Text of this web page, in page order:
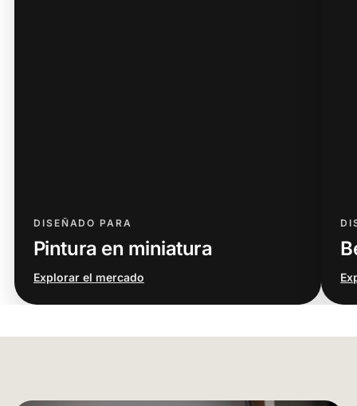
DISEÑADO PARA
Pintura en miniatura
Explorar el mercado